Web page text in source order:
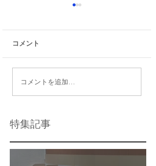
江戸川区からでも通え
コメント
コメントを追加…
特集記事